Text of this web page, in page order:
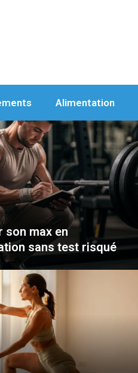
Alimentation
son max en
sans test risqué